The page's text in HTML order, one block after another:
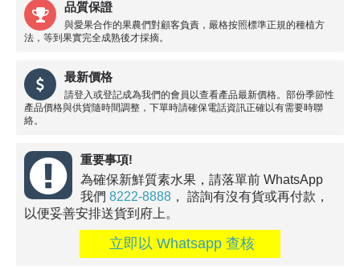
品質保證
與愛果合作的果農們對顧客負責，嚴格按照標準正規的種植方
法，等到果實完全成熟後才採摘。
最新價格
請登入或登記成為我們的會員以查看產品最新價格。部份季節性
產品價格與供貨隨時間調整，下單時請確保電話資訊正確以有需要時聯
絡。
重要事項!
為確保新鮮質素水果，請落單前 WhatsApp
我們 8222-8888 ， 諮詢有沒有貨或再付款，
以便妥善安排送貨到府上。
立即以 Whatsapp 查核